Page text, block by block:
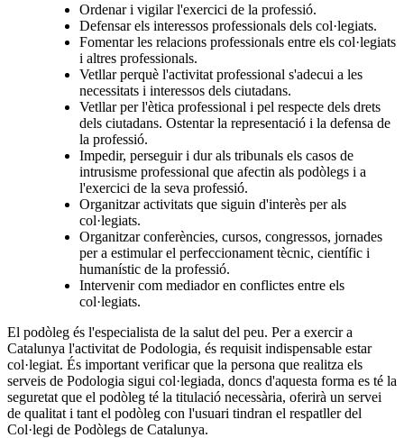
Ordenar i vigilar l'exercici de la professió.
Defensar els interessos professionals dels col·legiats.
Fomentar les relacions professionals entre els col·legiats
i altres professionals.
Vetllar perquè l'activitat professional s'adecui a les
necessitats i interessos dels ciutadans.
Vetllar per l'ètica professional i pel respecte dels drets
dels ciutadans. Ostentar la representació i la defensa de
la professió.
Impedir, perseguir i dur als tribunals els casos de
intrusisme professional que afectin als podòlegs i a
l'exercici de la seva professió.
Organitzar activitats que siguin d'interès per als
col·legiats.
Organitzar conferències, cursos, congressos, jornades
per a estimular el perfeccionament tècnic, científic i
humanístic de la professió.
Intervenir com mediador en conflictes entre els
col·legiats.
​El podòleg és l'especialista de la salut del peu. Per a exercir a
Catalunya l'activitat de Podologia, és requisit indispensable estar
col·legiat. És important verificar que la persona que realitza els
serveis de Podologia sigui col·legiada, doncs d'aquesta forma es té la
seguretat que el podòleg té la titulació necessària, oferirà un servei
de qualitat i tant el podòleg con l'usuari tindran el respatller del
Col·legi de Podòlegs de Catalunya.